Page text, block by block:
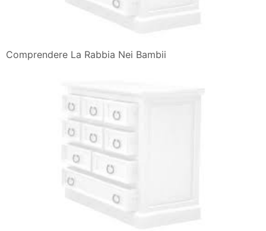
Comprendere La Rabbia Nei Bambii